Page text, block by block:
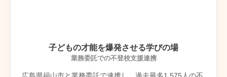
子どもの才能を爆発させる学びの場
業務委託での不登校支援連携